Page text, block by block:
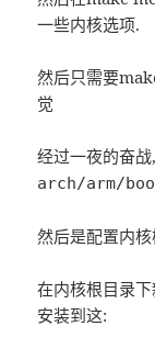
一些内核选项.
然后只需要
觉
经过一夜的奋
arch/arm/
然后是配置内
在内核根目录
安装到这: